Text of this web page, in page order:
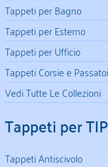
Tappeti per Bagno
Tappeti per Esterno
Tappeti per Ufficio
Tappeti Corsie e
Vedi Tutte Le Collezioni
Tappeti per
Tappeti Antiscivolo